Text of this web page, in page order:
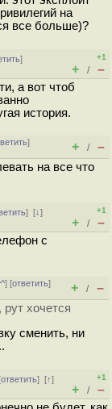
на
все больше)?
]
+1
+ / –
а вот чтоб
история.
]
+ / –
на все что
][↓]
+1
+ / –
с
] [ответить]
+ / –
хочется
сменить, ни
ответить][↑]
+1
+ / –